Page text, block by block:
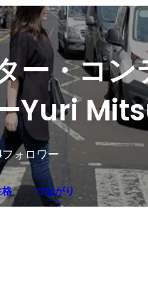
ー・コ
Yuri
フォロワー
つながり